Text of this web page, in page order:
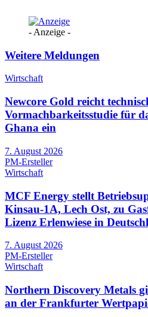
- Anzeige -
Weitere Meldungen
Wirtschaft
Newcore Gold reicht
Vormachbarkeitsstudie für
Ghana ein
7. August 2026
PM-Ersteller
Wirtschaft
MCF Energy stellt
Kinsau-1A, Lech Ost, zu
Lizenz Erlenwiese in
7. August 2026
PM-Ersteller
Wirtschaft
Northern Discovery Metals
an der Frankfurter